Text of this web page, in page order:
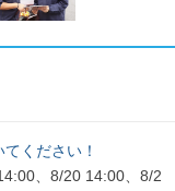
ください！
、8/20 14:00、8/2